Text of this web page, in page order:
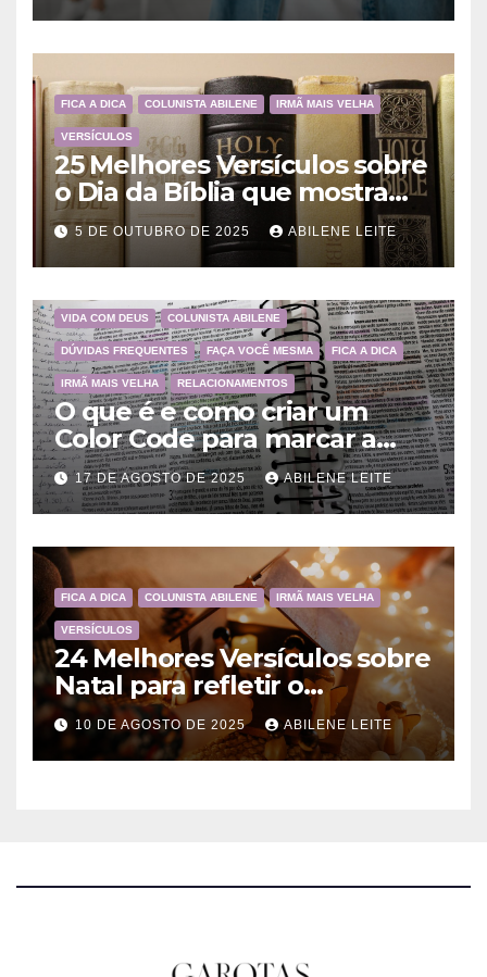
FICA A DICA COLUNISTA ABILENE IRMÃ MAIS VELHA
VERSÍCULOS
25 Melhores Versículos sobre
o Dia da Bíblia que mostram
a importância da Palavra de
Deus
5 DE OUTUBRO DE 2025 ABILENE LEITE
VIDA COM DEUS COLUNISTA ABILENE
DÚVIDAS FREQUENTES FAÇA VOCÊ MESMA FICA A DICA
IRMÃ MAIS VELHA RELACIONAMENTOS
O que é e como criar um
Color Code para marcar a
Bíblia?
17 DE AGOSTO DE 2025 ABILENE LEITE
FICA A DICA COLUNISTA ABILENE IRMÃ MAIS VELHA
VERSÍCULOS
24 Melhores Versículos sobre
Natal para refletir o
Nascimento de Jesus
10 DE AGOSTO DE 2025 ABILENE LEITE